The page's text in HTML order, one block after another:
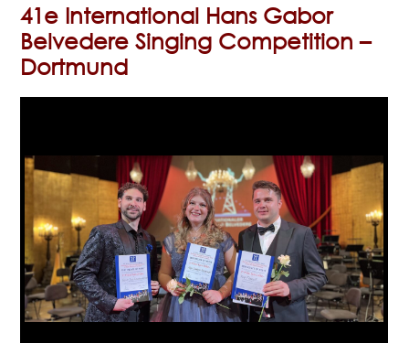
41e International Hans Gabor
Belvedere Singing Competition –
Dortmund